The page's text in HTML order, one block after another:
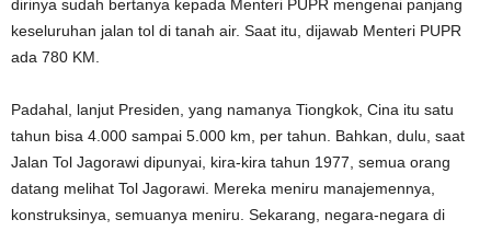
dirinya sudah bertanya kepada Menteri PUPR mengenai panjang
keseluruhan jalan tol di tanah air. Saat itu, dijawab Menteri PUPR
ada 780 KM.
Padahal, lanjut Presiden, yang namanya Tiongkok, Cina itu satu
tahun bisa 4.000 sampai 5.000 km, per tahun. Bahkan, dulu, saat
Jalan Tol Jagorawi dipunyai, kira-kira tahun 1977, semua orang
datang melihat Tol Jagorawi. Mereka meniru manajemennya,
konstruksinya, semuanya meniru. Sekarang, negara-negara di